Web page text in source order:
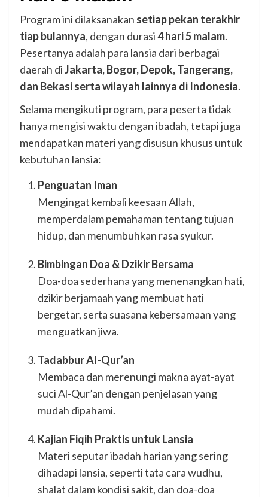
Program ini dilaksanakan setiap pekan terakhir
tiap bulannya, dengan durasi4 hari 5 malam.
Pesertanya adalah para lansia dari berbagai
daerah diJakarta, Bogor, Depok, Tangerang,
dan Bekasi serta wilayah lainnya di Indonesia.
Selama mengikuti program, para peserta tidak
hanya mengisi waktu dengan ibadah, tetapi juga
mendapatkan materi yang disusun khusus untuk
kebutuhan lansia:
Penguatan Iman
Mengingat kembali keesaan Allah,
memperdalam pemahaman tentang tujuan
hidup, dan menumbuhkan rasa syukur.
Bimbingan Doa & Dzikir Bersama
Doa-doa sederhana yang menenangkan hati,
dzikir berjamaah yang membuat hati
bergetar, serta suasana kebersamaan yang
menguatkan jiwa.
Tadabbur Al-Qur’an
Membaca dan merenungi makna ayat-ayat
suci Al-Qur’an dengan penjelasan yang
mudah dipahami.
Kajian Fiqih Praktis untuk Lansia
Materi seputar ibadah harian yang sering
dihadapi lansia, seperti tata cara wudhu,
shalat dalam kondisi sakit, dan doa-doa